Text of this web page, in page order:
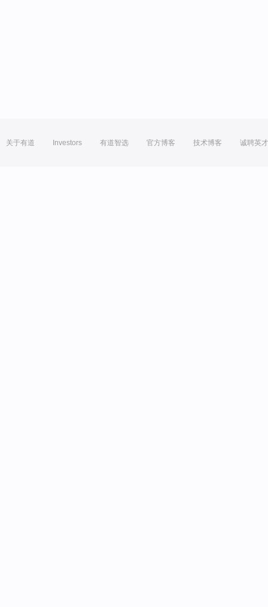
关于有道 Investors 有道智选 官方博客 技术博客 诚聘英才